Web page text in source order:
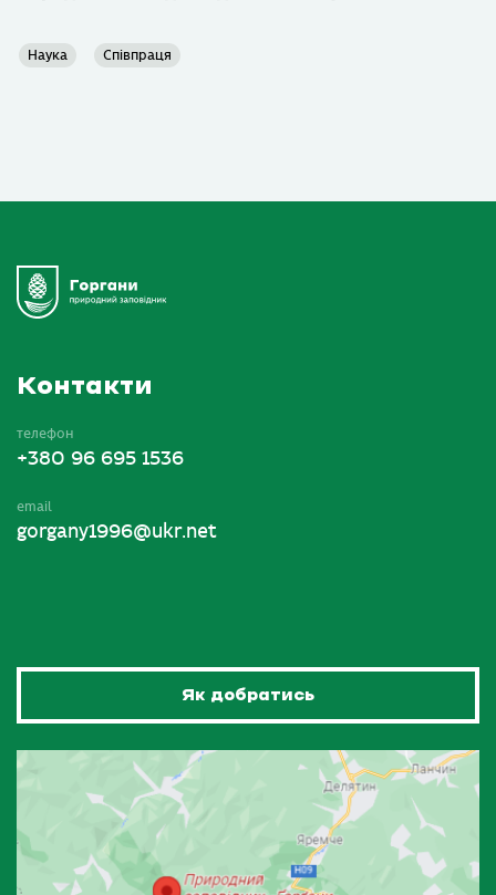
Наука Співпраця
Контакти
телефон
+380 96 695 1536
email
gorgany1996@ukr.net
Як добратись